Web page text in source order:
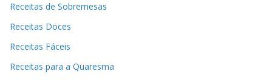
Receitas de Sobremesas
Receitas Doces
Receitas Fáceis
Receitas para a Quaresma